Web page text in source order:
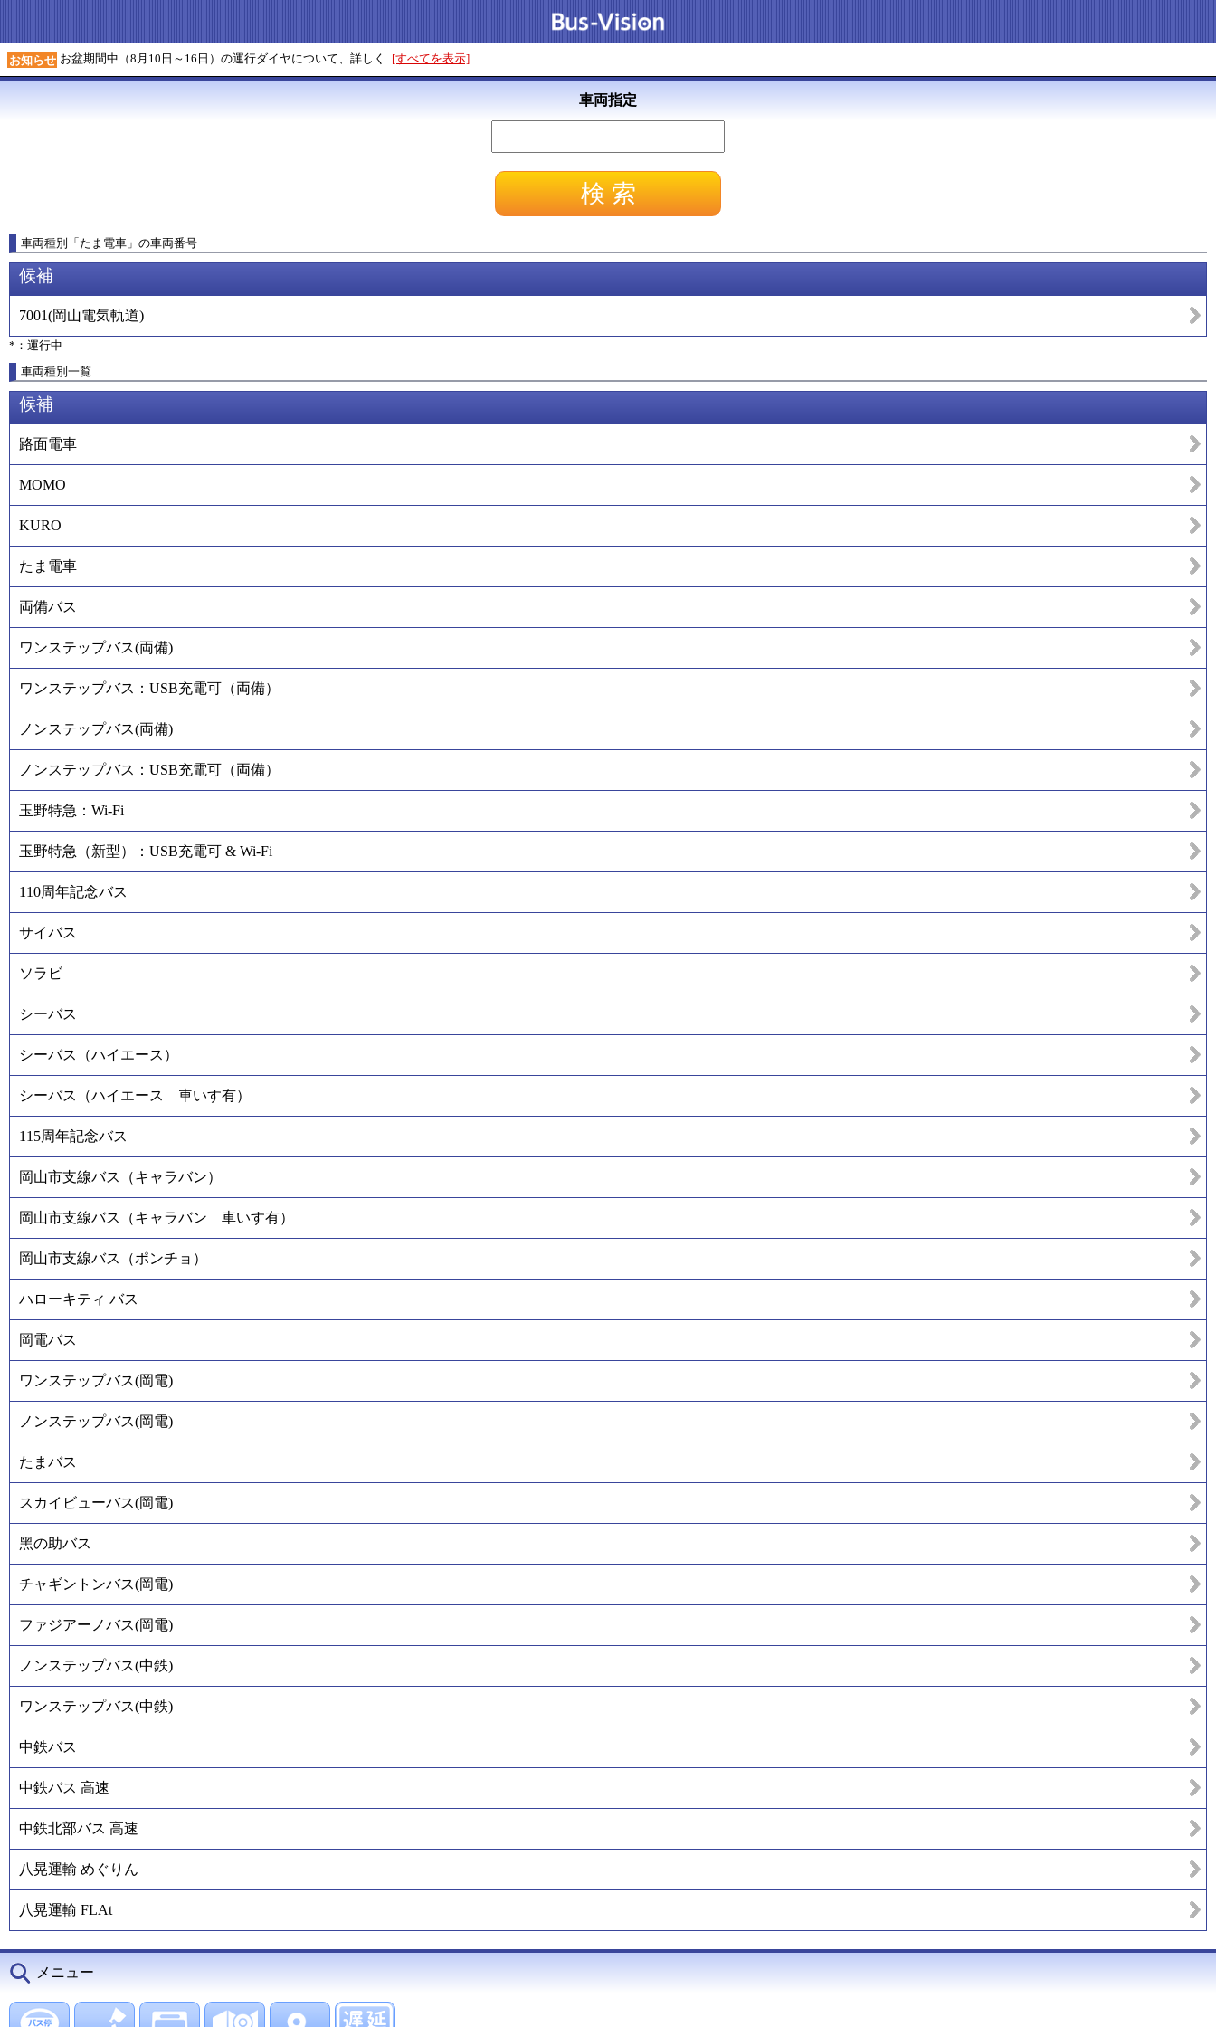
お知らせ お盆期間中（8月10日～16日）の運行ダイヤについて、詳しく [すべてを表示]
車両指定
車両種別 「たま電車 」 の車両番号
候補
7001(岡山電気軌道)
*：運行中
車両種別一覧
候補
路面電車
MOMO
KURO
たま電車
両備バス
ワンステップバス(両備)
ワンステップバス：USB充電可（両備）
ノンステップバス(両備)
ノンステップバス：USB充電可（両備）
玉野特急：Wi-Fi
玉野特急（新型）：USB充電可 & Wi-Fi
110周年記念バス
サイバス
ソラビ
シーバス
シーバス（ハイエース）
シーバス（ハイエース 車いす有）
115周年記念バス
岡山市支線バス（キャラバン）
岡山市支線バス（キャラバン 車いす有）
岡山市支線バス（ポンチョ）
ハローキティ バス
岡電バス
ワンステップバス(岡電)
ノンステップバス(岡電)
たまバス
スカイビューバス(岡電)
黑の助バス
チャギントンバス(岡電)
ファジアーノバス(岡電)
ノンステップバス(中鉄)
ワンステップバス(中鉄)
中鉄バス
中鉄バス 高速
中鉄北部バス 高速
八晃運輸 めぐりん
八晃運輸 FLAt
メニュー